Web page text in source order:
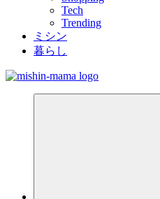
Tech
Trending
ミシン
暮らし